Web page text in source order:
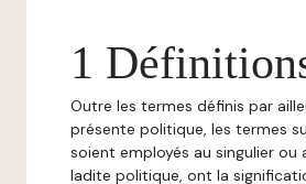
1
Outre les termes définis par
présente politique, les termes
soient employés au singulier ou
ladite politique, ont la